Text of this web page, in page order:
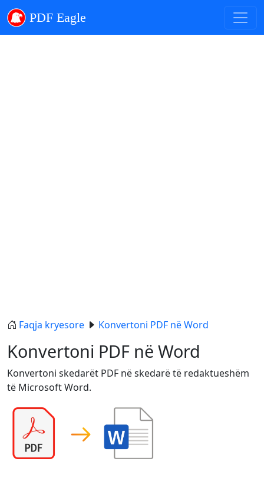
PDF Eagle
Faqja kryesore Konvertoni PDF në Word
Konvertoni PDF në Word
Konvertoni skedarët PDF në skedarë të redaktueshëm
të Microsoft Word.